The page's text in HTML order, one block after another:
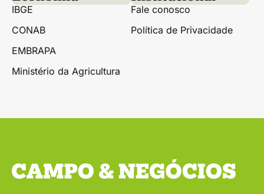
IBGE
CONAB
EMBRAPA
Ministério da Agricultura
Fale conosco
Política de Privacidade